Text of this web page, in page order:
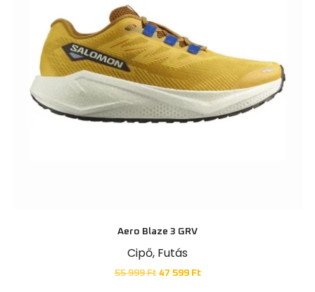
Aero Blaze 3 GRV
Cipő, Futás
55 999Ft 47 599 Ft